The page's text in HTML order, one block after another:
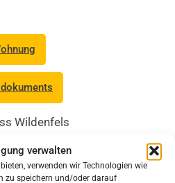
verwalten
verwenden wir Technologien wie
zu speichern und/oder darauf
Wildenfels
03/5 59 33-19